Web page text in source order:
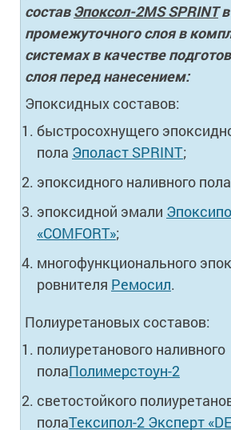
составЭпоксол-2MS SPRINTв
промежуточного слоя в
системах в качестве
слоя перед нанесением:
Эпоксидных составов:
быстросохнущего
пола Эполаст SPRINT;
эпоксидного наливного пола
эпоксидной эмали
«COMFORT»;
многофункционального
ровнителя Ремосил.
Полиуретановых составов:
полиуретанового наливного
полаПолимерстоун-2
светостойкого
полаТексипол-2 Эксперт